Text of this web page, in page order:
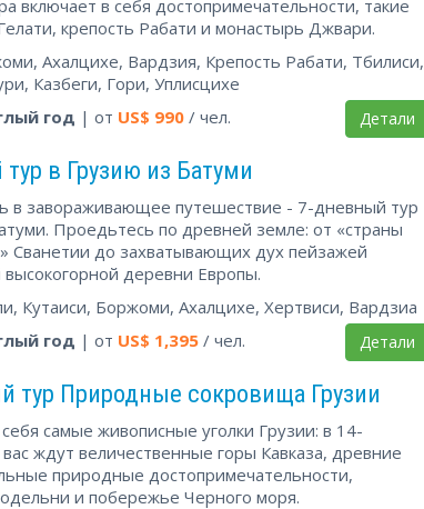
включает в себя достопримечательности, такие
крепость Рабати и монастырь Джвари.
Ахалцихе, Вардзия, Крепость Рабати, Тбилиси,
Казбеги, Гори, Уплисцихе
год | от US$ 990 / чел. Детали
в Грузию из Батуми
в завораживающее путешествие - 7-дневный тур
Проедьтесь по древней земле: от «страны
Сванетии до захватывающих дух пейзажей
деревни Европы.
Кутаиси, Боржоми, Ахалцихе, Хертвиси, Вардзиа
год | от US$ 1,395 / чел. Детали
тур Природные сокровища Грузии
самые живописные уголки Грузии: в 14-
ждут величественные горы Кавказа, древние
природные достопримечательности,
и побережье Черного моря.